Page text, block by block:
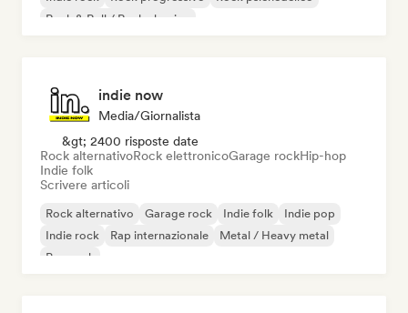
Rock & Roll / Rock classico
indie now
Media/Giornalista
&gt; 2400 risposte date
Rock alternativoRock elettronicoGarage rockHip-hop
Indie folk
Scrivere articoli
Rock alternativo Garage rock Indie folk
Indie pop
Indie rock
Rap internazionale
Metal / Heavy metal
Pop rock